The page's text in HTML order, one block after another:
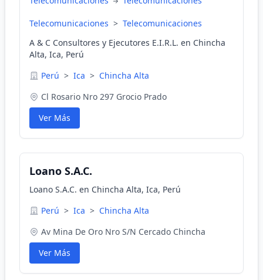
Telecomunicaciones > Telecomunicaciones
A & C Consultores y Ejecutores E.I.R.L. en Chincha
Alta, Ica, Perú
Perú > Ica > Chincha Alta
Cl Rosario Nro 297 Grocio Prado
Ver Más
Loano S.A.C.
Loano S.A.C. en Chincha Alta, Ica, Perú
Perú > Ica > Chincha Alta
Av Mina De Oro Nro S/N Cercado Chincha
Ver Más